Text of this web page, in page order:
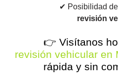
✔ Posibilidad
revisión
👉 Visítanos
revisión vehicular en
rápida y sin